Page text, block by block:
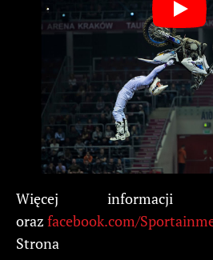
Więcej
oraz facebook.com/
Strona